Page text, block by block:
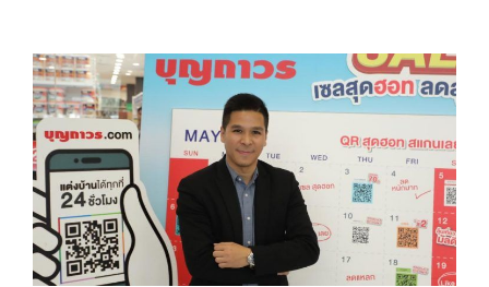
Infographic
ข่าวโปรโมชั่น